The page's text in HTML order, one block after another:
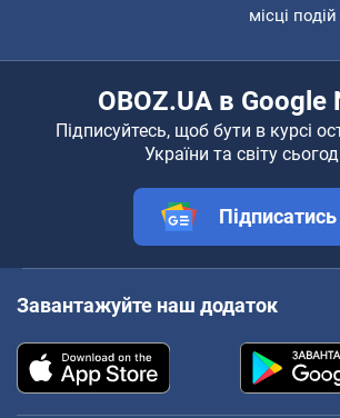
місці подій
OBOZ.UA в Google
Підписуйтесь, щоб бути в курсі
України та світу
Підписатись
Завантажуйте наш додаток